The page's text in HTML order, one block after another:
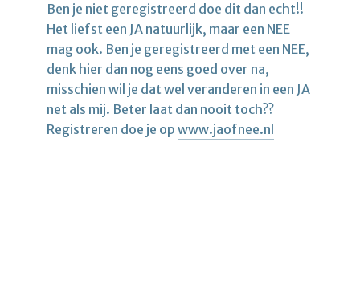
Ben je niet geregistreerd doe dit dan echt!!
Het liefst een JA natuurlijk, maar een NEE
mag ook. Ben je geregistreerd met een NEE,
denk hier dan nog eens goed over na,
misschien wil je dat wel veranderen in een JA
net als mij. Beter laat dan nooit toch??
Registreren doe je op www.jaofnee.nl